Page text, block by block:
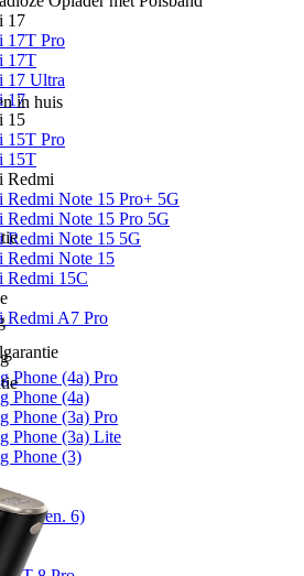
17
17T Pro
17T
17 Ultra
17
15
15T Pro
15T
Redmi
Redmi Note 15 Pro+ 5G
Redmi Note 15 Pro 5G
Redmi Note 15 5G
Redmi Note 15
Redmi 15C
Redmi A7 Pro
Phone (4a) Pro
Phone (4a)
Phone (3a) Pro
Phone (3a) Lite
Phone (3)
(Gen. 6)
in huis